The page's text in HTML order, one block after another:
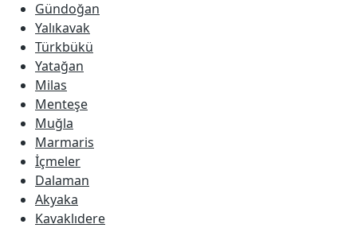
Gündoğan
Yalıkavak
Türkbükü
Yatağan
Milas
Menteşe
Muğla
Marmaris
İçmeler
Dalaman
Akyaka
Kavaklıdere